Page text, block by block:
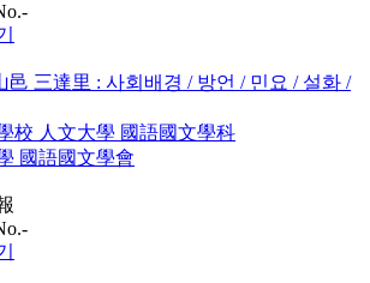
邑 三達里 : 사회배경 / 방언 / 민요 / 설화 /
校 人文大學 國語國文學科
國語國文學會